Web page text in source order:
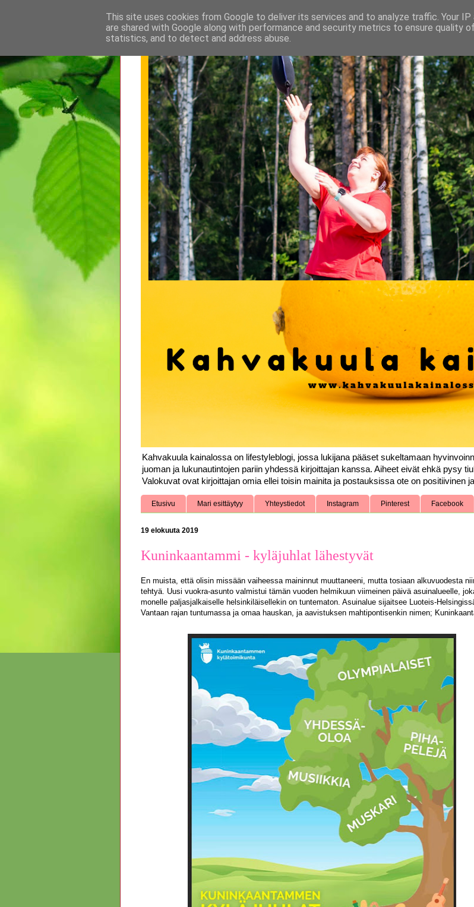
Kahvakuula kainalossa on lifestyleblogi, jossa lukijana pääset sukeltamaan
juoman ja lukunautintojen pariin yhdessä kirjoittajan kanssa. Aiheet eivät ehkä pysy
Valokuvat ovat kirjoittajan omia ellei toisin mainita ja postauksissa ote on positiivinen
Etusivu Mari esittäytyy Yhteystiedot Instagram Pinterest Facebook
19 elokuuta 2019
Kuninkaantammi - kyläjuhlat lähestyvät
En muista, että olisin missään vaiheessa maininnut muuttaneeni, mutta tosiaan alkuvuodesta
tehtyä. Uusi vuokra-asunto valmistui tämän vuoden helmikuun viimeinen päivä asuinalueelle,
monelle paljasjalkaiselle helsinkiläisellekin on tuntematon. Asuinalue sijaitsee Luoteis-
Vantaan rajan tuntumassa ja omaa hauskan, ja aavistuksen mahtipontisenkin nimen;
This site uses cookies from Google to deliver its services and to analyze traffic. Your IP
are shared with Google along with performance and security metrics to ensure quality
statistics, and to detect and address abuse.